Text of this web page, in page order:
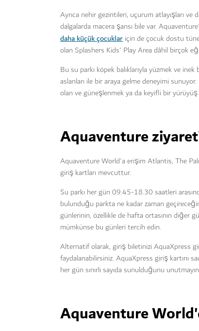
Ayrıca nehir gezintileri, uçurum atlayışları
dalgalarda macera şansı bile var.
daha küçük çocuklar için de çocuk dostu
olan Splashers Kids' Play Area dâhil birçok
Bu su parkı köpek balıklarıyla yüzmek ve
aslanları ile bir araya gelme deneyimi
olan ve güneşlenmek ya da keyifli bir
Aquaventure
Aquaventure World'a erişim Atlantis, The
giriş kartları mevcuttur.
Su parkı her gün 09.45-18.30 saatleri
bulunduğu parkta ne kadar zaman
günlerinin, özellikle de hafta ortasının diğer
mümkünse bu günleri tercih edin.
Alternatif olarak, giriş biletinizi AquaXpress
faydalanabilirsiniz. AquaXpress giriş kartını
her gün sınırlı sayıda sunulduğunu
Aquaventure